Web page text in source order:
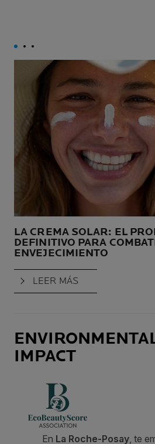
LA CREMA SOLAR: EL
DEFINITIVO PARA
ENVEJECIMIENTO
LEER MÁS
IMPACT